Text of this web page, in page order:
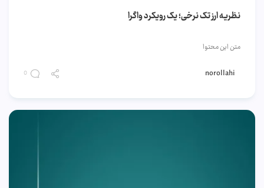
نظریه ارز تک نرخی؛ یک رویکرد واگرا
متن این محتوا
norollahi
0